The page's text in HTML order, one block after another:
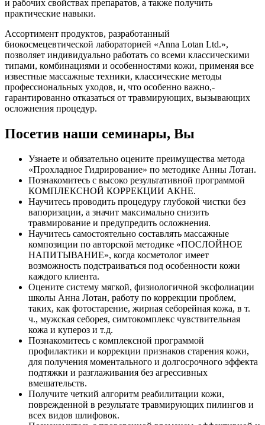
и рабочих свойствах препаратов, а также получить
практические навыки.
Ассортимент продуктов, разработанный
биокосмецевтической лабораторией «Anna Lotan Ltd.»,
позволяет индивидуально работать со всеми классическими
типами, комбинациями и особенностями кожи, применяя все
известные массажные техники, классические методы
профессиональных уходов, и, что особенно важно,-
гарантированно отказаться от травмирующих, вызывающих
осложнения процедур.
Посетив наши семинары, Вы
Узнаете и обязательно оцените преимущества метода
«Прохладное Гидрирование» по методике Анны Лотан.
Познакомитесь с высоко результативной программой
КОМПЛЕКСНОЙ КОРРЕКЦИИ АКНЕ.
Научитесь проводить процедуру глубокой чистки без
вапоризации, а значит максимально снизить
травмирование и предупредить осложнения.
Научитесь самостоятельно составлять массажные
композиции по авторской методике «ПОСЛОЙНОЕ
НАПИТЫВАНИЕ», когда косметолог имеет
возможность подстраиваться под особенности кожи
каждого клиента.
Оцените систему мягкой, физиологичной эксфолиации
школы Анна Лотан, работу по коррекции проблем,
таких, как фотостарение, жирная себорейная кожа, в т.
ч., мужская себорея, симтокомплекс чувствительная
кожа и купероз и т.д.
Познакомитесь с комплексной программой
профилактики и коррекции признаков старения кожи,
для получения моментального и долгосрочного эффекта
подтяжки и разглаживания без агрессивных
вмешательств.
Получите четкий алгоритм реабилитации кожи,
поврежденной в результате травмирующих пилингов и
всех видов шлифовок.